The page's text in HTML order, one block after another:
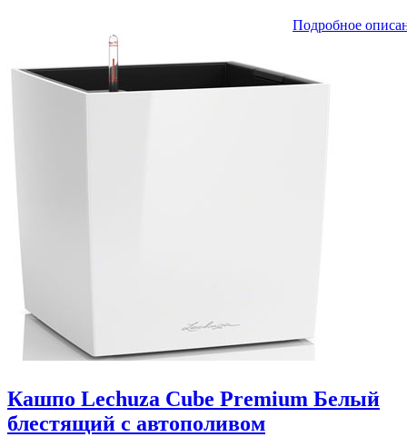
Подробное
Кашпо Lechuza Cube Premium Белый
блестящий с автополивом